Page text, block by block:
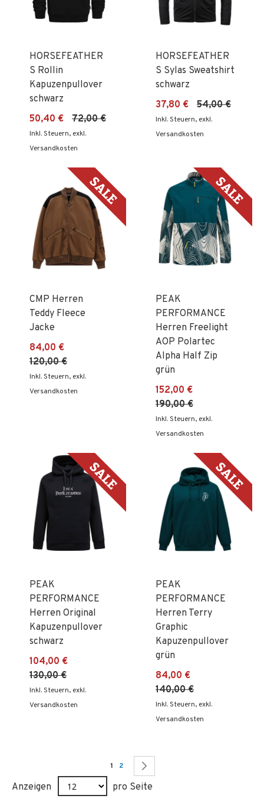
HORSEFEATHER
S Rollin
Kapuzenpullover
schwarz
50,40 €
72,00 €
Inkl. Steuern, exkl.
Versandkosten
HORSEFEATHER
S Sylas Sweatshirt
schwarz
37,80 €
54,00 €
Inkl. Steuern, exkl.
Versandkosten
CMP Herren
Teddy Fleece
Jacke
84,00 €
120,00 €
Inkl. Steuern, exkl.
Versandkosten
PEAK
PERFORMANCE
Herren Freelight
AOP Polartec
Alpha Half Zip
grün
152,00 €
190,00 €
Inkl. Steuern, exkl.
Versandkosten
PEAK
PERFORMANCE
Herren Original
Kapuzenpullover
schwarz
104,00 €
130,00 €
Inkl. Steuern, exkl.
Versandkosten
PEAK
PERFORMANCE
Herren Terry
Graphic
Kapuzenpullover
grün
84,00 €
140,00 €
Inkl. Steuern, exkl.
Versandkosten
Seite
Sie lesen gerade Seite
1 Seite
2
Anzeigen pro Seite